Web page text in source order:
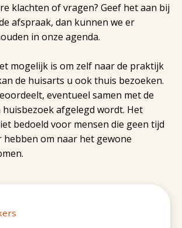
klachten of vragen? Geef het aan bij
afspraak, dan kunnen we er
in onze agenda.
mogelijk is om zelf naar de praktijk
de huisarts u ook thuis bezoeken.
eventueel samen met de
afgelegd wordt. Het
bedoeld voor mensen die geen tijd
om naar het gewone